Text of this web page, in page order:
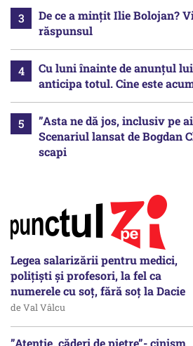
De ce a mințit Ilie Bolojan?
răspunsul
Cu luni înainte de anunțul
anticipa totul. Cine este
”Asta ne dă jos, inclusiv pe
Scenariul lansat de Bogdan
scapi
Legea salarizării pentru medici,
polițiști și profesori, la fel ca
numerele cu soț, fără soț la Dacie
de Val Vâlcu
”Atenție, căderi de pietre”- cinism